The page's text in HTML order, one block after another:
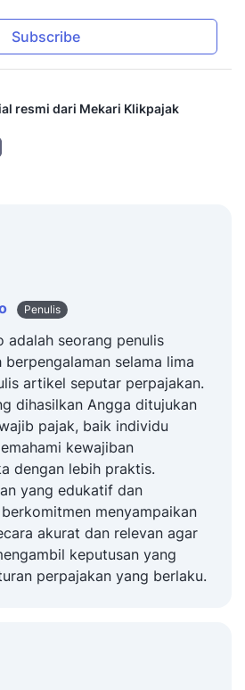
Subscribe
resmi dari Mekari Klikpajak
Penulis
adalah seorang penulis
selama lima
artikel seputar perpajakan.
dihasilkan Angga ditujukan
pajak, baik individu
kewajiban
dengan lebih praktis.
yang edukatif dan
menyampaikan
akurat dan relevan agar
keputusan yang
perpajakan yang berlaku.